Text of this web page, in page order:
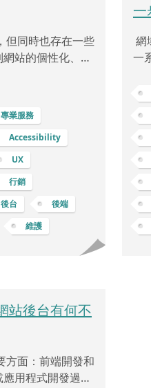
但同時也存在一些
站的個性化、功
以突顯獨特的品
能：雖然許多模
企業或個人需要
和自定義能力可
問題：一些模板
功能，導致網站
使用者體驗和搜
：如果模板提供
專業服務
Accessibility
UX
行銷
後台
後端
維護
一
網
一
站後台有何不
方面：前端開發和
用程式開發過程